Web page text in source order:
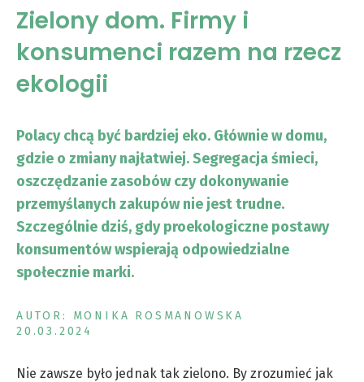
Zielony dom. Firmy i
konsumenci razem na rzecz
ekologii
Polacy chcą być bardziej eko. Głównie w domu,
gdzie o zmiany najłatwiej. Segregacja śmieci,
oszczędzanie zasobów czy dokonywanie
przemyślanych zakupów nie jest trudne.
Szczególnie dziś, gdy proekologiczne postawy
konsumentów wspierają odpowiedzialne
społecznie marki.
AUTOR: MONIKA ROSMANOWSKA
20.03.2024
Nie zawsze było jednak tak zielono. By zrozumieć jak